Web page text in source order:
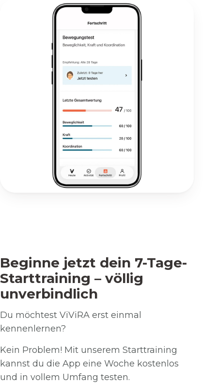
Beginne jetzt dein 7-Tage-
Starttraining – völlig
unverbindlich
Du möchtest ViViRA erst einmal
kennenlernen?
Kein Problem! Mit unserem Starttraining
kannst du die App eine Woche kostenlos
und in vollem Umfang testen.